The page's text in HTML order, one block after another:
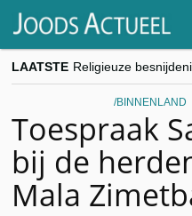
LAATSTE
BINNENLAND
Toespraak
bij de
Mala